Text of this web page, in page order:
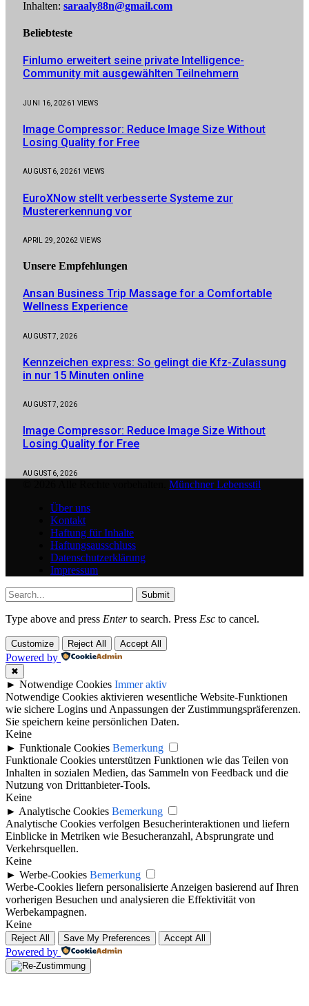
Inhalten: saraaly88n@gmail.com
Beliebteste
Finlumo erweitert seine private Intelligence-
Community mit ausgewählten Teilnehmern
JUNI 16, 20261 VIEWS
Image Compressor: Reduce Image Size Without
Losing Quality for Free
AUGUST 6, 20261 VIEWS
EuroXNow stellt verbesserte Systeme zur
Mustererkennung vor
APRIL 29, 20262 VIEWS
Unsere Empfehlungen
Ansan Business Trip Massage for a Comfortable
Wellness Experience
AUGUST 7, 2026
Kennzeichen express: So gelingt die Kfz-Zulassung
in nur 15 Minuten online
AUGUST 7, 2026
Image Compressor: Reduce Image Size Without
Losing Quality for Free
AUGUST 6, 2026
Münchner Lebensstil
Über uns
Kontakt
Haftung für Inhalte
Haftungsausschluss
Datenschutzerklärung
Impressum
Submit
Type above and press Enterto search. Press Esc to cancel.
Customize Reject All Accept All
Powered by
✖
► Notwendige Cookies Immer aktiv
Notwendige Cookies aktivieren wesentliche Website-Funktionen
wie sichere Logins und Anpassungen der Zustimmungspräferenzen.
Sie speichern keine persönlichen Daten.
Keine
► Funktionale Cookies Bemerkung
Funktionale Cookies unterstützen Funktionen wie das Teilen von
Inhalten in sozialen Medien, das Sammeln von Feedback und die
Nutzung von Drittanbieter-Tools.
Keine
► Analytische Cookies Bemerkung
Analytische Cookies verfolgen Besucherinteraktionen und liefern
Einblicke in Metriken wie Besucheranzahl, Absprungrate und
Verkehrsquellen.
Keine
► Werbe-Cookies Bemerkung
Werbe-Cookies liefern personalisierte Anzeigen basierend auf Ihren
vorherigen Besuchen und analysieren die Effektivität von
Werbekampagnen.
Keine
Reject All Save My Preferences Accept All
Powered by